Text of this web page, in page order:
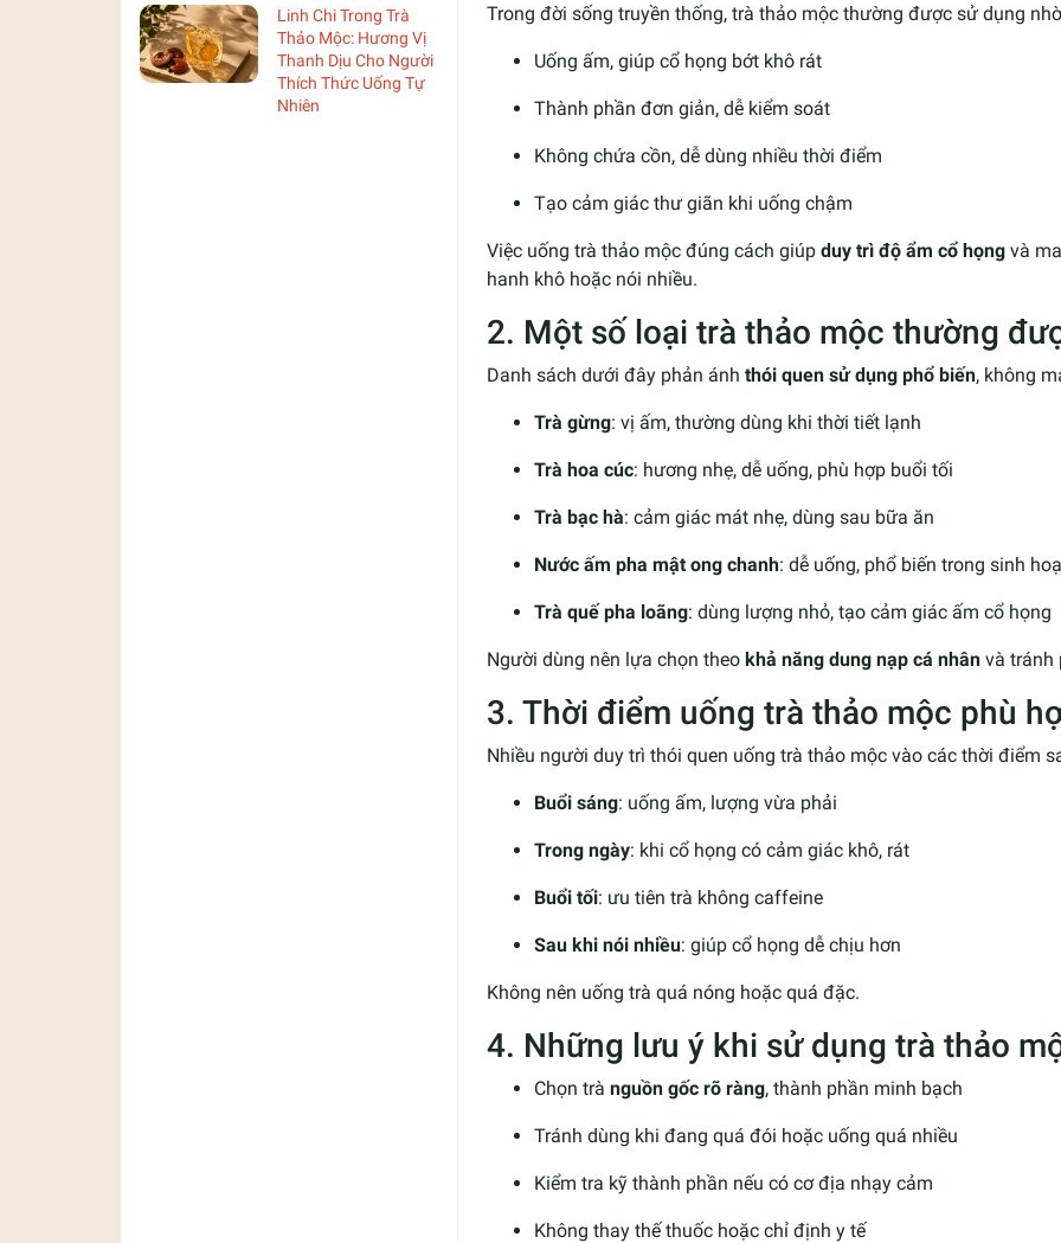
Linh Chi Trong Trà
Thảo Mộc: Hương Vị
Thanh Dịu Cho Người
Thích Thức Uống Tự
Nhiên
Trong đời sống truyền thống, trà thảo mộc thường được sử dụng
Uống ấm, giúp cổ họng bớt khô rát
Thành phần đơn giản, dễ kiểm soát
Không chứa cồn, dễ dùng nhiều thời điểm
Tạo cảm giác thư giãn khi uống chậm
Việc uống trà thảo mộc đúng cách giúp duy trì độ ẩm cổ họng và
hanh khô hoặc nói nhiều.
2. Một số loại trà thảo mộc thường
Danh sách dưới đây phản ánh thói quen sử dụng phổ biến, không
Trà gừng: vị ấm, thường dùng khi thời tiết lạnh
Trà hoa cúc: hương nhẹ, dễ uống, phù hợp buổi tối
Trà bạc hà: cảm giác mát nhẹ, dùng sau bữa ăn
Nước ấm pha mật ong chanh: dễ uống, phổ biến trong sinh
Trà quế pha loãng: dùng lượng nhỏ, tạo cảm giác ấm cổ họng
Người dùng nên lựa chọn theo khả năng dung nạp cá nhân và tránh
3. Thời điểm uống trà thảo mộc phù
Nhiều người duy trì thói quen uống trà thảo mộc vào các thời điểm
Buổi sáng: uống ấm, lượng vừa phải
Trong ngày: khi cổ họng có cảm giác khô, rát
Buổi tối: ưu tiên trà không caffeine
Sau khi nói nhiều: giúp cổ họng dễ chịu hơn
Không nên uống trà quá nóng hoặc quá đặc.
4. Những lưu ý khi sử dụng trà thảo
Chọn trà nguồn gốc rõ ràng, thành phần minh bạch
Tránh dùng khi đang quá đói hoặc uống quá nhiều
Kiểm tra kỹ thành phần nếu có cơ địa nhạy cảm
Không thay thế thuốc hoặc chỉ định y tế